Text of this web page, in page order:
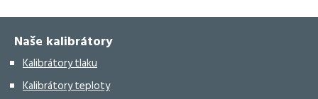
Naše kalibrátory
Kalibrátory tlaku
Kalibrátory teploty